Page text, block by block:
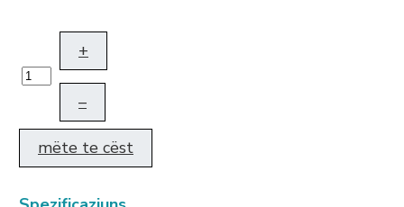
+
–
mëte te cëst